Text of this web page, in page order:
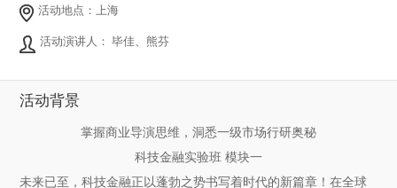
活动地点：上海
活动演讲人： 毕佳、熊芬
活动背景
掌握商业导演思维，洞悉一级市场行研奥秘
科技金融实验班 模块一
未来已至，科技金融正以蓬勃之势书写着时代的新篇章！在全球